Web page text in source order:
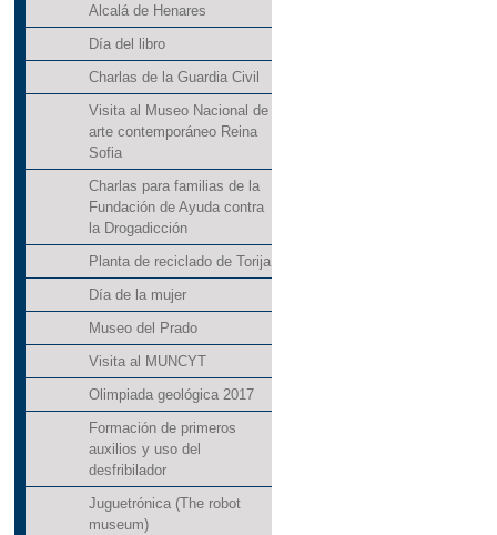
Alcalá de Henares
Día del libro
Charlas de la Guardia Civil
Visita al Museo Nacional de
arte contemporáneo Reina
Sofia
Charlas para familias de la
Fundación de Ayuda contra
la Drogadicción
Planta de reciclado de Torija
Día de la mujer
Museo del Prado
Visita al MUNCYT
Olimpiada geológica 2017
Formación de primeros
auxilios y uso del
desfribilador
Juguetrónica (The robot
museum)